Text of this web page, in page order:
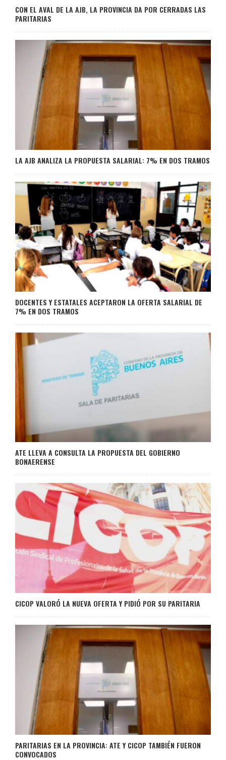
CON EL AVAL DE LA AJB, LA PROVINCIA DA POR CERRADAS LAS
PARITARIAS
LA AJB ANALIZA LA PROPUESTA SALARIAL: 7% EN DOS TRAMOS
DOCENTES Y ESTATALES ACEPTARON LA OFERTA SALARIAL DE
7% EN DOS TRAMOS
ATE LLEVA A CONSULTA LA PROPUESTA DEL GOBIERNO
BONAERENSE
CICOP VALORÓ LA NUEVA OFERTA Y PIDIÓ POR SU PARITARIA
PARITARIAS EN LA PROVINCIA: ATE Y CICOP TAMBIÉN FUERON
CONVOCADOS